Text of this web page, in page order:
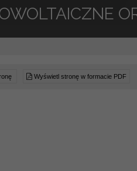
Wyświetl stronę w formacie PDF